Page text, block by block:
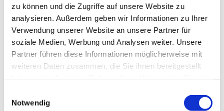
zu können und die Zugriffe auf unsere Website zu
analysieren. Außerdem geben wir Informationen zu Ihrer
Verwendung unserer Website an unsere Partner für
soziale Medien, Werbung und Analysen weiter. Unsere
Partner führen diese Informationen möglicherweise mit
weiteren Daten zusammen, die Sie ihnen bereitgestellt
Notwendig